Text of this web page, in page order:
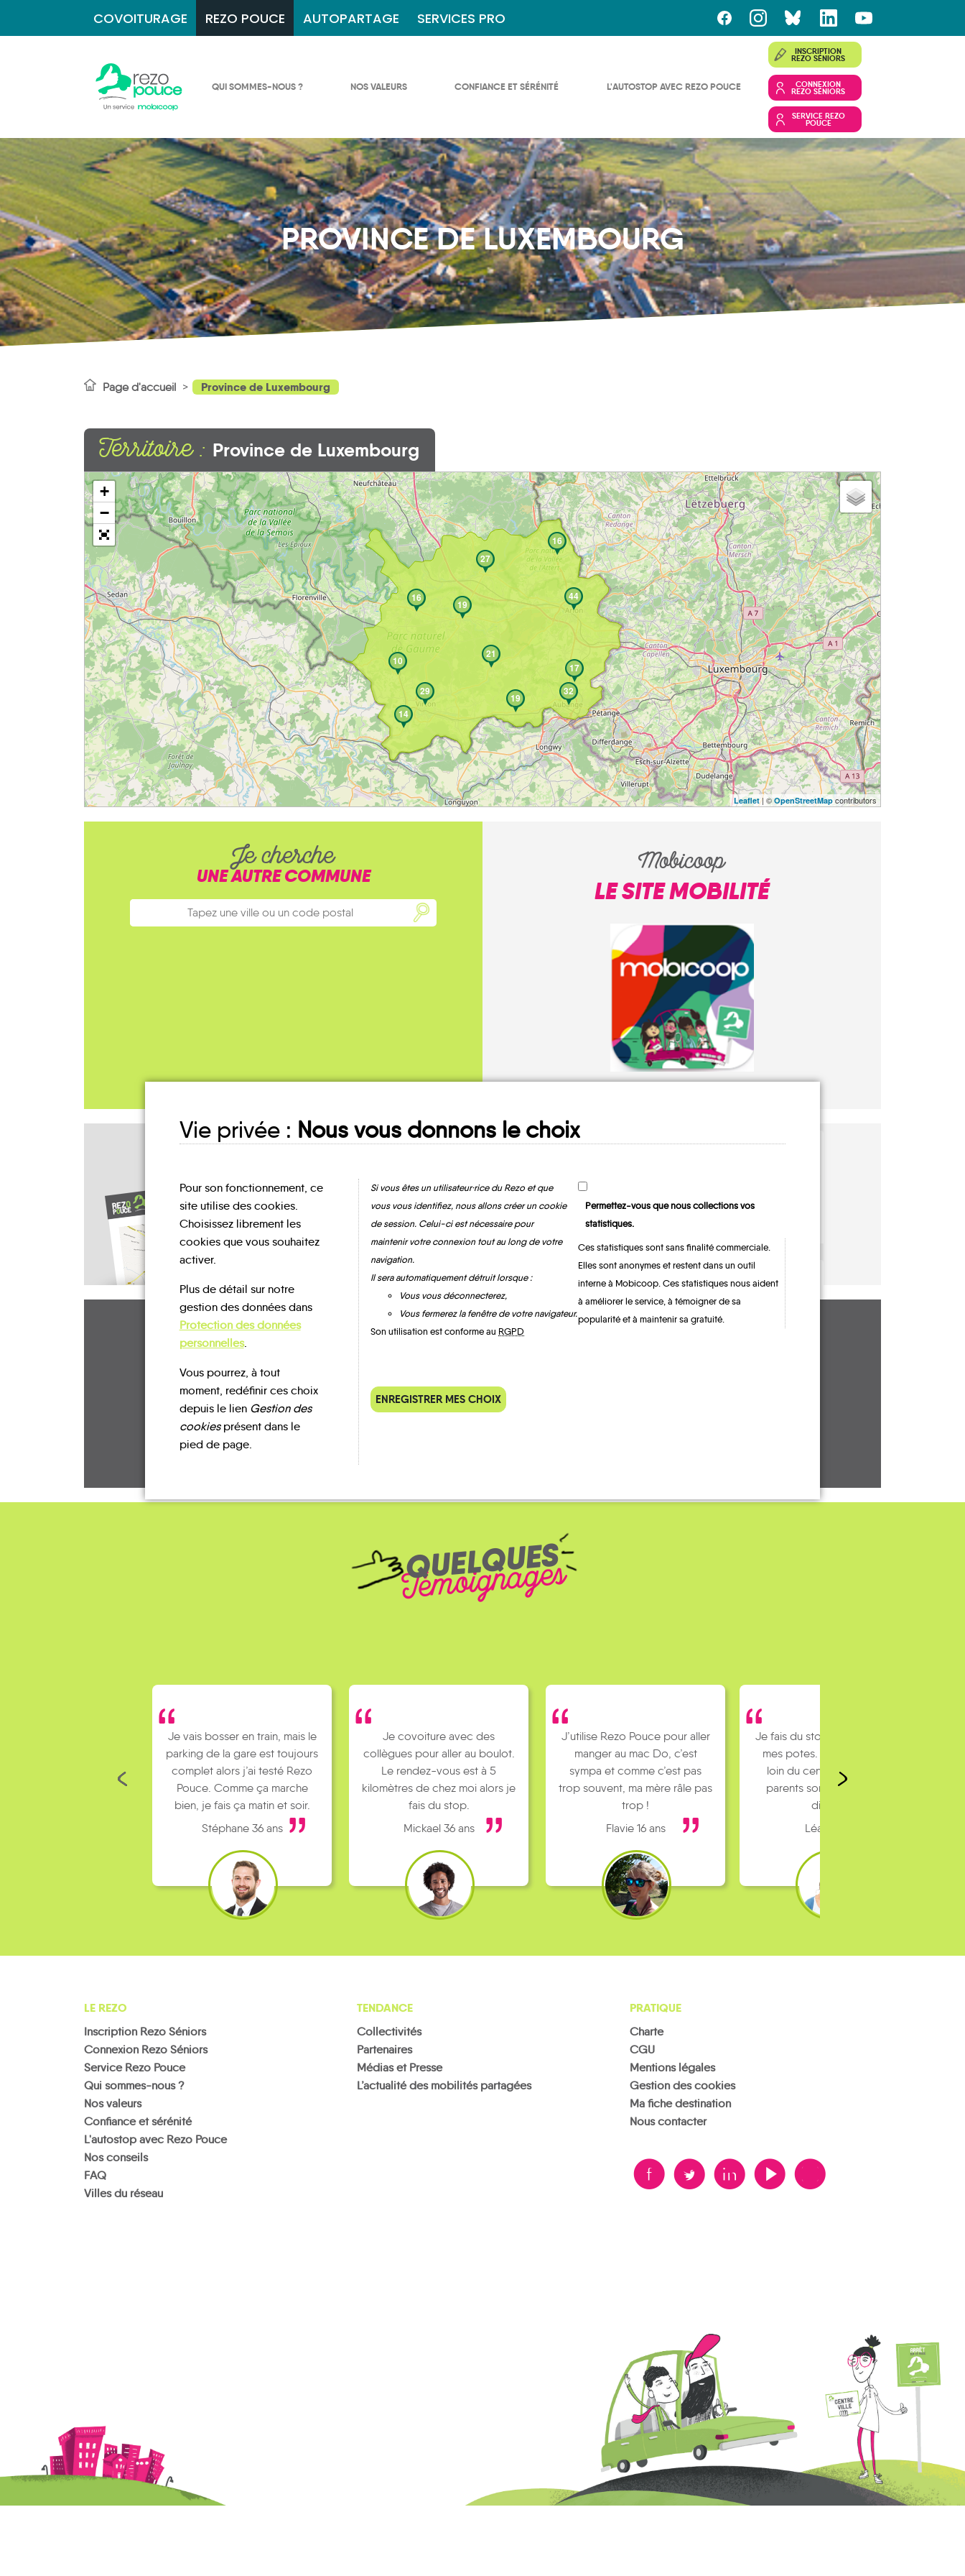
COVOITURAGE REZO POUCE AUTOPARTAGE SERVICES PRO
QUI SOMMES-NOUS ? NOS VALEURS CONFIANCE ET SÉRÉNITÉ L'AUTOSTOP AVEC REZO POUCE
INSCRIPTION
REZO SÉNIORS
CONNEXION
REZO SÉNIORS
SERVICE REZO
POUCE
PROVINCE DE LUXEMBOURG
Page d'accueil Province de Luxembourg
Territoire : Province de Luxembourg
44
16
32
17
19
10
19
21
16
29
27
14
+
−
Leaflet| © OpenStreetMap contributors
Je cherche
UNE AUTRE COMMUNE Mobicoop
LE SITE MOBILITÉ
Mes fiches
MOBILITÉ
Arlon Attert Aubange Messancy
UN AVIS, UN TÉMOIGNAGE
QUELQUES
Témoignages
Je vais bosser en train, mais le
parking de la gare est toujours
complet alors j’ai testé Rezo
Pouce. Comme ça marche
bien, je fais ça matin et soir.
Stéphane 36 ans
Je covoiture avec des
collègues pour aller au boulot.
Le rendez-vous est à 5
kilomètres de chez moi alors je
fais du stop.
Mickael 36 ans
J’utilise Rezo Pouce pour aller
manger au mac Do, c’est
sympa et comme c’est pas
trop souvent, ma mère râle pas
trop !
Flavie 16 ans
Je fais du stop pour rejoindre
mes potes. J’habite un peu
loin du centre ville et mes
parents sont pas toujours
dispo…
Léa 16 ans
LE REZO
Inscription Rezo Séniors
Connexion Rezo Séniors
Service Rezo Pouce
Qui sommes-nous ?
Nos valeurs
Confiance et sérénité
L'autostop avec Rezo Pouce
Nos conseils
FAQ
Villes du réseau
TENDANCE
Collectivités
Partenaires
Médias et Presse
L’actualité des mobilités partagées
PRATIQUE
Charte
CGU
Mentions légales
Gestion des cookies
Vie privée : Nous vous donnons le choix
Pour son fonctionnement, ce
site utilise des cookies.
Choisissez librement les
cookies que vous souhaitez
activer.
Plus de détail sur notre
gestion des données dans
Protection des données
personnelles.
Vous pourrez, à tout
moment, redéfinir ces choix
depuis le lien Gestion des
cookiesprésent dans le
pied de page.
Si vous êtes un utilisateur·rice du Rezo et que
vous vous identifiez, nous allons créer un cookie
de session. Celui-ci est nécessaire pour
maintenir votre connexion tout au long de votre
navigation.
Il sera automatiquement détruit lorsque :
Vous vous déconnecterez,
Vous fermerez la fenêtre de votre navigateur.
Son utilisation est conforme au RGPD
Permettez-vous que nous collections vos
statistiques.
Ces statistiques sont sans finalité commerciale.
Elles sont anonymes et restent dans un outil
interne à Mobicoop. Ces statistiques nous aident
à améliorer le service, à témoigner de sa
popularité et à maintenir sa gratuité.
ENREGISTRER MES CHOIX
Ma fiche destination
Nous contacter
B A D F V